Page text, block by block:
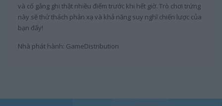
và cố gắng ghi thật nhiều điểm trước khi hết giờ. Trò chơi trứng
này sẽ thử thách phản xạ và khả năng suy nghĩ chiến lược của
bạn đấy!
Nhà phát hành: GameDistribution